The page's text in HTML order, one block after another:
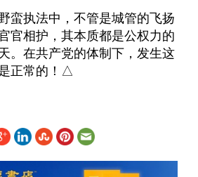
蛮执法中，不管是城管的飞扬
官相护，其本质都是公权力的
。在共产党的体制下，发生这